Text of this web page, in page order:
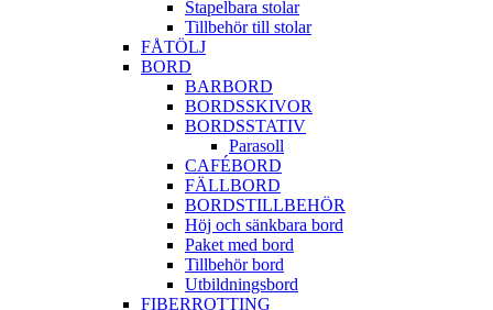
Stapelbara stolar
Tillbehör till stolar
FÅTÖLJ
BORD
BARBORD
BORDSSKIVOR
BORDSSTATIV
Parasoll
CAFÉBORD
FÄLLBORD
BORDSTILLBEHÖR
Höj och sänkbara bord
Paket med bord
Tillbehör bord
Utbildningsbord
FIBERROTTING